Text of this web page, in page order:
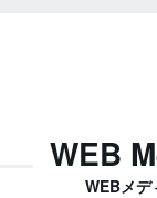
WEB
WEBメデ